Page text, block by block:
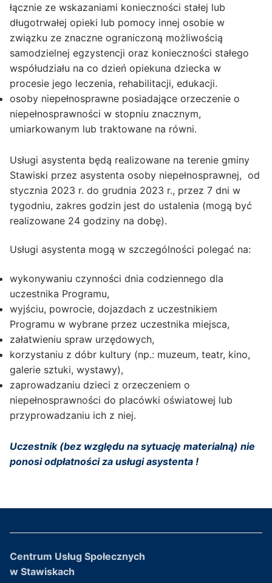
łącznie ze wskazaniami konieczności stałej lub
długotrwałej opieki lub pomocy innej osobie w
związku ze znaczne ograniczoną możliwością
samodzielnej egzystencji oraz konieczności stałego
współudziału na co dzień opiekuna dziecka w
procesie jego leczenia, rehabilitacji, edukacji.
osoby niepełnosprawne posiadające orzeczenie o
niepełnosprawności w stopniu znacznym,
umiarkowanym lub traktowane na równi.
Usługi asystenta będą realizowane na terenie gminy
Stawiski przez asystenta osoby niepełnosprawnej, od
stycznia 2023 r. do grudnia 2023 r., przez 7 dni w
tygodniu, zakres godzin jest do ustalenia (mogą być
realizowane 24 godziny na dobę).
Usługi asystenta mogą w szczególności polegać na:
wykonywaniu czynności dnia codziennego dla
uczestnika Programu,
wyjściu, powrocie, dojazdach z uczestnikiem
Programu w wybrane przez uczestnika miejsca,
załatwieniu spraw urzędowych,
korzystaniu z dóbr kultury (np.: muzeum, teatr, kino,
galerie sztuki, wystawy),
zaprowadzaniu dzieci z orzeczeniem o
niepełnosprawności do placówki oświatowej lub
przyprowadzaniu ich z niej.
Uczestnik (bez względu na sytuację materialną) nie
ponosi odpłatności za usługi asystenta !
Centrum Usług Społecznych
w Stawiskach